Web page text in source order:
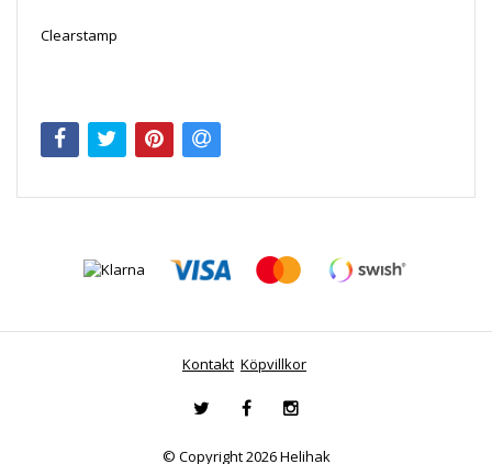
Clearstamp
Kontakt Köpvillkor
© Copyright 2026 Helihak